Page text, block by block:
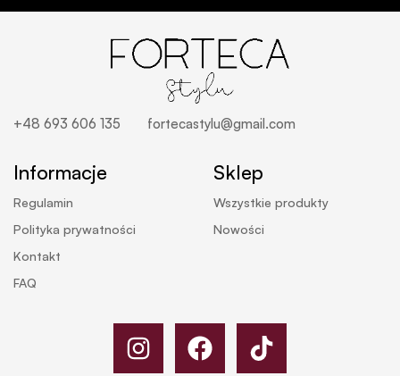
+48 693 606 135 fortecastylu@gmail.com
Informacje
Regulamin
Polityka prywatności
Kontakt
FAQ
Sklep
Wszystkie produkty
Nowości